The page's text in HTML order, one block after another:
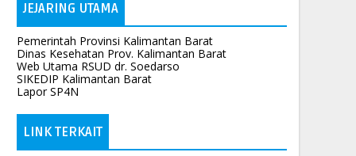
JEJARING UTAMA
Pemerintah Provinsi Kalimantan Barat
Dinas Kesehatan Prov. Kalimantan Barat
Web Utama RSUD dr. Soedarso
SIKEDIP Kalimantan Barat
Lapor SP4N
LINK TERKAIT